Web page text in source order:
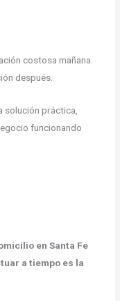
costosa mañana.
después.
solución práctica,
funcionando
en Santa Fe
a tiempo es la